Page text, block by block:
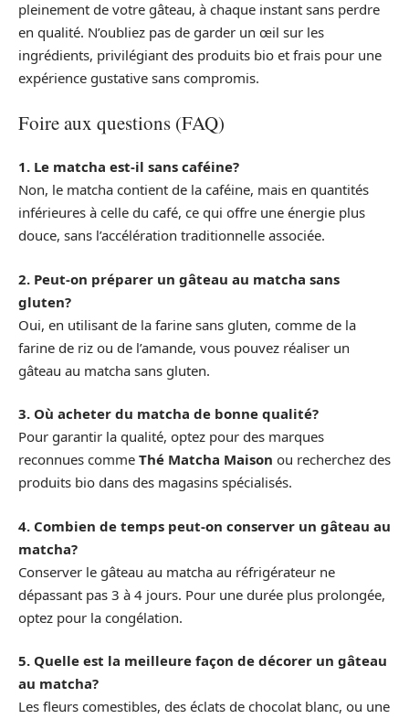
pleinement de votre gâteau, à chaque instant sans perdre
en qualité. N’oubliez pas de garder un œil sur les
ingrédients, privilégiant des produits bio et frais pour une
expérience gustative sans compromis.
Foire aux questions (FAQ)
1. Le matcha est-il sans caféine?
Non, le matcha contient de la caféine, mais en quantités
inférieures à celle du café, ce qui offre une énergie plus
douce, sans l’accélération traditionnelle associée.
2. Peut-on préparer un gâteau au matcha sans
gluten?
Oui, en utilisant de la farine sans gluten, comme de la
farine de riz ou de l’amande, vous pouvez réaliser un
gâteau au matcha sans gluten.
3. Où acheter du matcha de bonne qualité?
Pour garantir la qualité, optez pour des marques
reconnues comme Thé Matcha Maison ou recherchez des
produits bio dans des magasins spécialisés.
4. Combien de temps peut-on conserver un gâteau au
matcha?
Conserver le gâteau au matcha au réfrigérateur ne
dépassant pas 3 à 4 jours. Pour une durée plus prolongée,
optez pour la congélation.
5. Quelle est la meilleure façon de décorer un gâteau
au matcha?
Les fleurs comestibles, des éclats de chocolat blanc, ou une